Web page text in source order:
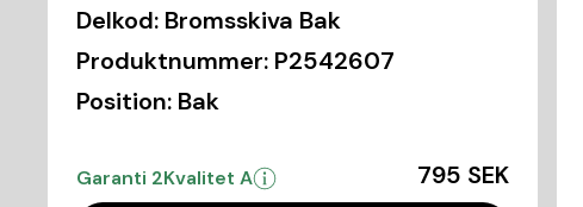
Delkod: Bromsskiva Bak
Produktnummer: P2542607
Position: Bak
Garanti 2Kvalitet A 795 SEK